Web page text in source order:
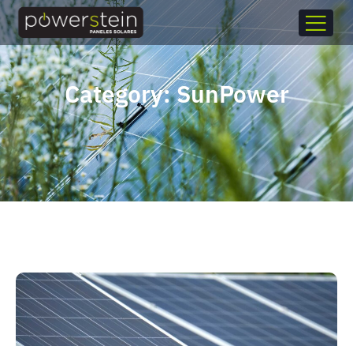
Category: SunPower